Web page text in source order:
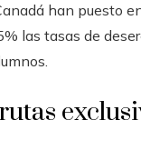
han puesto
las tasas de